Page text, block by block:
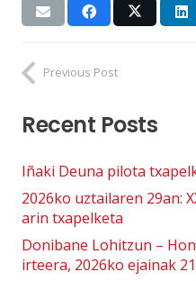
Previous Post
Recent Posts
Iñaki Deuna pilota
2026ko uztailaren 29an:
arin txapelketa
Donibane Lohitzun –
irteera, 2026ko ejainak